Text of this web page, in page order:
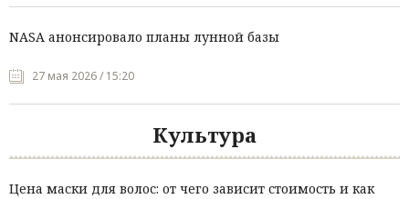
NASA анонсировало планы лунной базы
27 мая 2026 / 15:20
Культура
Цена маски для волос: от чего зависит стоимость и как